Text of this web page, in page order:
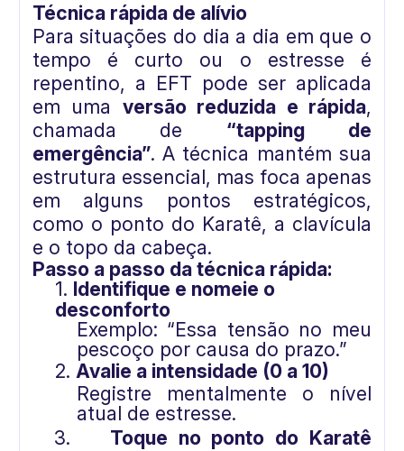
Técnica rápida de alívio
Para situações do dia a dia em que o
tempo é curto ou o estresse é
repentino, a EFT pode ser aplicada
em uma versão reduzida e rápida,
chamada de “tapping de
emergência”. A técnica mantém sua
estrutura essencial, mas foca apenas
em alguns pontos estratégicos,
como o ponto do Karatê, a clavícula
e o topo da cabeça.
Passo a passo da técnica rápida:
1. Identifique e nomeie o
desconforto
Exemplo: “Essa tensão no meu
pescoço por causa do prazo.”
2. Avalie a intensidade (0 a 10)
Registre mentalmente o nível
atual de estresse.
3.
Toque no ponto do Karatê